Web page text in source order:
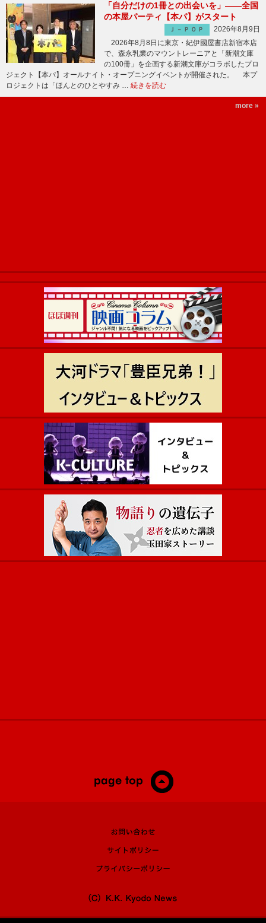
「自分だけの1冊との出会いを」――全国
の本屋パーティ【本パ】がスタート
Ｊ－ＰＯＰ
2026年8月9日
2026年8月8日に東京・紀伊國屋書店新宿本店
で、森永乳業のマウントレーニアと「新潮文庫
の100冊」を企画する新潮文庫がコラボしたプロ
ジェクト【本パ】オールナイト・オープニングイベントが開催された。 本プ
ロジェクトは「ほんとのひとやすみ … 続きを読む
more »